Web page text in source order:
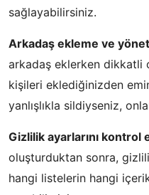
sağlayabilirsiniz.
Arkadaş ekleme ve
arkadaş eklerken dikkatli
kişileri eklediğinizden
yanlışlıkla sildiyseniz,
Gizlilik ayarlarını kontrol
oluşturduktan sonra,
hangi listelerin hangi